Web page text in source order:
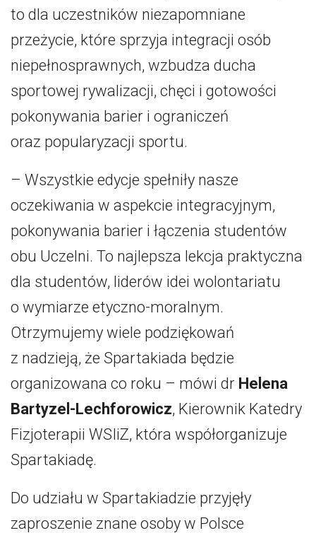
to dla uczestników niezapomniane
przeżycie, które sprzyja integracji osób
niepełnosprawnych, wzbudza ducha
sportowej rywalizacji, chęci i gotowości
pokonywania barier i ograniczeń
oraz popularyzacji sportu.
– Wszystkie edycje spełniły nasze
oczekiwania w aspekcie integracyjnym,
pokonywania barier i łączenia studentów
obu Uczelni. To najlepsza lekcja praktyczna
dla studentów, liderów idei wolontariatu
o wymiarze etyczno-moralnym.
Otrzymujemy wiele podziękowań
z nadzieją, że Spartakiada będzie
organizowana co roku – mówi dr Helena
Bartyzel-Lechforowicz, Kierownik Katedry
Fizjoterapii WSIiZ, która współorganizuje
Spartakiadę.
Do udziału w Spartakiadzie przyjęły
zaproszenie znane osoby w Polsce